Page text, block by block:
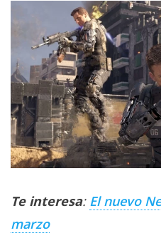
Te interesa: El nuevo
marzo